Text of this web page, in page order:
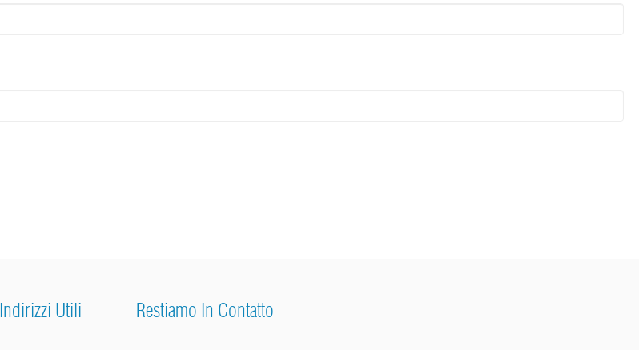
Indirizzi Utili Restiamo In Contatto